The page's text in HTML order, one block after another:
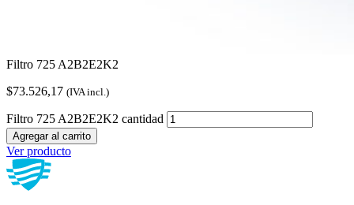
Filtro 725 A2B2E2K2
$73.526,17 (IVA incl.)
Filtro 725 A2B2E2K2 cantidad
Agregar al carrito
Ver producto